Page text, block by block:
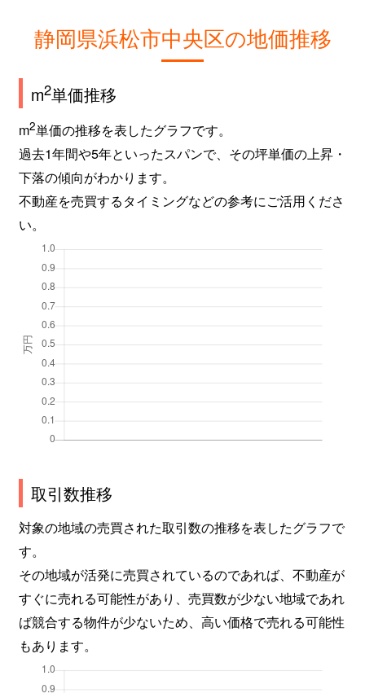
静岡県浜松市中央区の地価推移
m2単価推移
m2単価の推移を表したグラフです。
過去1年間や5年といったスパンで、その坪単価の上昇・
下落の傾向がわかります。
不動産を売買するタイミングなどの参考にご活用くださ
い。
取引数推移
対象の地域の売買された取引数の推移を表したグラフで
す。
その地域が活発に売買されているのであれば、不動産が
すぐに売れる可能性があり、売買数が少ない地域であれ
ば競合する物件が少ないため、高い価格で売れる可能性
もあります。